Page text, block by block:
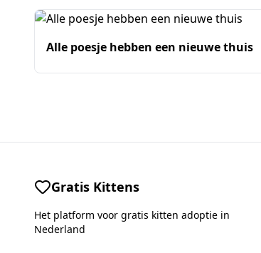
Alle poesje hebben een nieuwe thuis
Gratis Kittens
Het platform voor gratis kitten adoptie in
Nederland